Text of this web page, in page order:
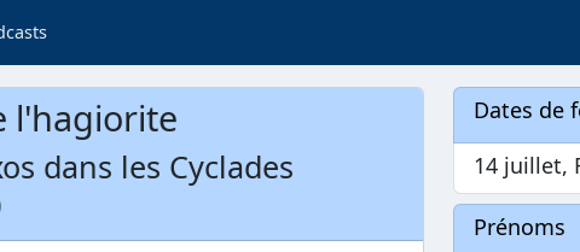
l'hagiorite
dans les Cyclades
Dates de
14 juillet,
Prénoms